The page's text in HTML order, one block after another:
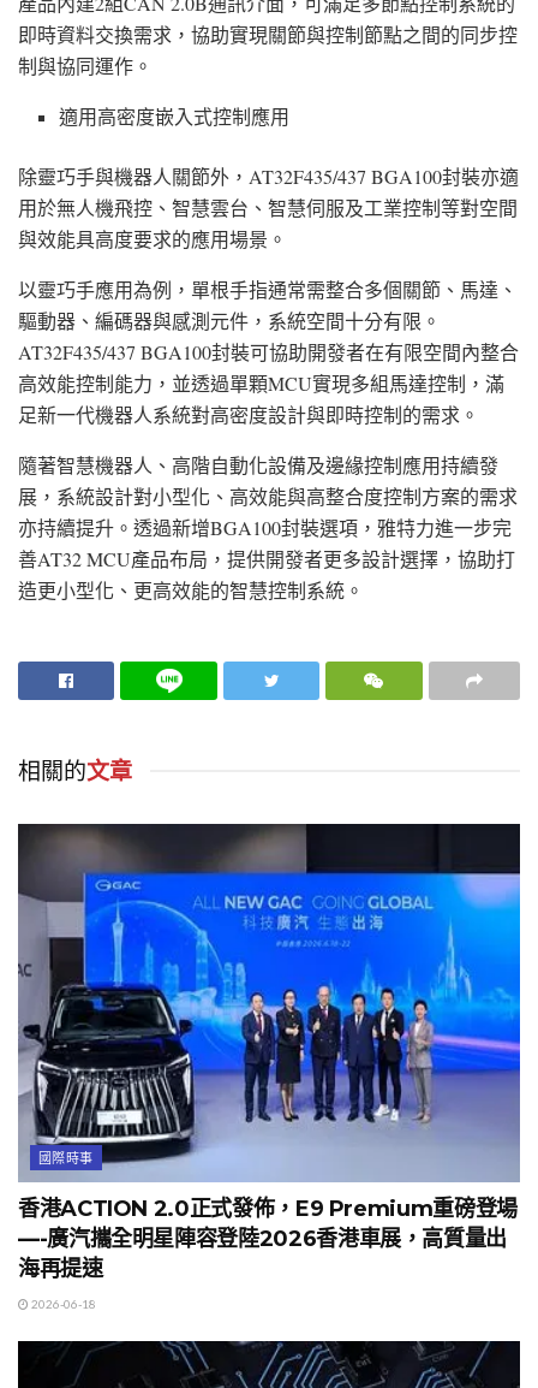
即時資料交換需求，協助實現關節與控制節點之間的同步控
制與協同運作。
適用高密度嵌入式控制應用
除靈巧手與機器人關節外，AT32F435/437 BGA100封裝亦適
用於無人機飛控、智慧雲台、智慧伺服及工業控制等對空間
與效能具高度要求的應用場景。
以靈巧手應用為例，單根手指通常需整合多個關節、馬達、
驅動器、編碼器與感測元件，系統空間十分有限。
AT32F435/437 BGA100封裝可協助開發者在有限空間內整合
高效能控制能力，並透過單顆MCU實現多組馬達控制，滿
足新一代機器人系統對高密度設計與即時控制的需求。
隨著智慧機器人、高階自動化設備及邊緣控制應用持續發
展，系統設計對小型化、高效能與高整合度控制方案的需求
亦持續提升。透過新增BGA100封裝選項，雅特力進一步完
善AT32 MCU產品布局，提供開發者更多設計選擇，協助打
造更小型化、更高效能的智慧控制系統。
相關的文章
國際時事
香港ACTION 2.0正式發佈，E9 Premium重磅登場
—-廣汽攜全明星陣容登陸2026香港車展，高質量出
海再提速
2026-06-18